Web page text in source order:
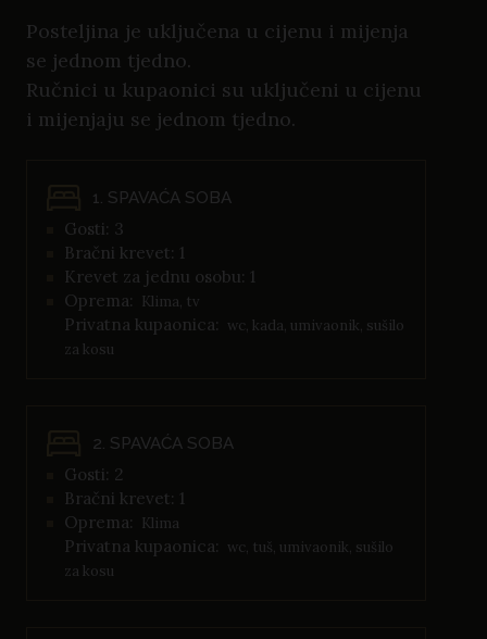
Posteljina je uključena u cijenu i mijenja
se jednom tjedno.
Ručnici u kupaonici su uključeni u cijenu
i mijenjaju se jednom tjedno.
1. SPAVAĆA SOBA
Gosti: 3
Bračni krevet: 1
Krevet za jednu osobu: 1
Oprema:
Klima, tv
Privatna kupaonica: wc, kada, umivaonik, sušilo
za kosu
2. SPAVAĆA SOBA
Gosti: 2
Bračni krevet: 1
Oprema:
Klima
Privatna kupaonica: wc, tuš, umivaonik, sušilo
za kosu